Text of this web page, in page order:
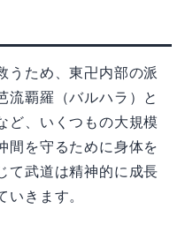
うため、東卍内部の派
流覇羅（バルハラ）と
ど、いくつもの大規模
間を守るために身体を
て武道は精神的に成長
いきます。